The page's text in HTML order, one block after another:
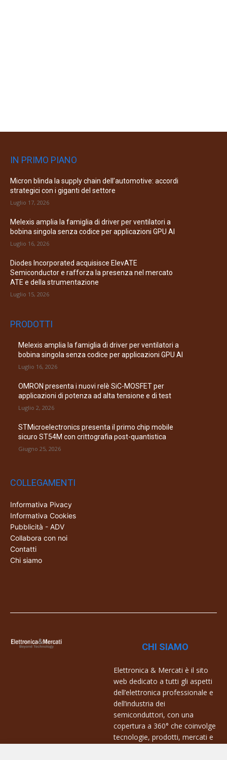
IN PRIMO PIANO
Micron blinda la supply chain dell’automotive: accordi
strategici con i giganti del settore
Luglio 17, 2026
Melexis amplia la famiglia di driver per ventilatori a
bobina singola senza codice per applicazioni GPU AI
Luglio 16, 2026
Diodes Incorporated acquisisce ElevATE
Semiconductor e rafforza la presenza nel mercato
ATE e della strumentazione
Luglio 15, 2026
PRODOTTI
Melexis amplia la famiglia di driver per ventilatori a
bobina singola senza codice per applicazioni GPU AI
Luglio 16, 2026
OMRON presenta i nuovi relè SiC-MOSFET per
applicazioni di potenza ad alta tensione e di test
Luglio 2, 2026
STMicroelectronics presenta il primo chip mobile
sicuro ST54M con crittografia post-quantistica
Giugno 25, 2026
COLLEGAMENTI
Informativa Pivacy
Informativa Cookies
Pubblicità - ADV
Collabora con noi
Contatti
Chi siamo
CHI SIAMO
Elettronica & Mercati è il sito
web dedicato a tutti gli aspetti
dell’elettronica professionale e
dell’industria dei
semiconduttori, con una
copertura a 360° che coinvolge
tecnologie, prodotti, mercati e